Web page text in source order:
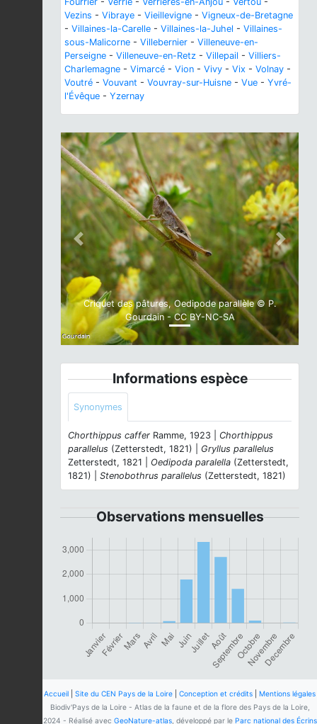
Vezins - Vibraye - Vieillevigne - Vigneux-de-Bretagne
- Villaines-la-Carelle - Villaines-la-Juhel - Villaines-
sous-Malicorne - Villebernier - Villeneuve-en-
Perseigne - Villeneuve-en-Retz - Villepail - Villiers-
Charlemagne - Vimarcé - Vion - Vivy - Vix - Volnay -
Voutré - Vouvant - Vouvray-sur-Huisne - Vue - Yvré-
l'Évêque - Yzernay
Criquet des pâtures, Oedipode parallèle © P.
Gourdain - CC BY-NC-SA
Previous Next
Informations espèce
Synonymes
Chorthippus caffer Ramme, 1923 | Chorthippus
parallelus (Zetterstedt, 1821) | Gryllus parallelus
Zetterstedt, 1821 | Oedipoda paralella (Zetterstedt,
1821) | Stenobothrus parallelus (Zetterstedt, 1821)
Observations mensuelles
Accueil Site du CEN Pays de la Loire Conception et crédits
Mentions légales
Biodiv'Pays de la Loire - Atlas de la faune et de la flore des Pays de la Loire,
2024 - Réalisé avec GeoNature-atlas, développé par le Parc national des Écrins